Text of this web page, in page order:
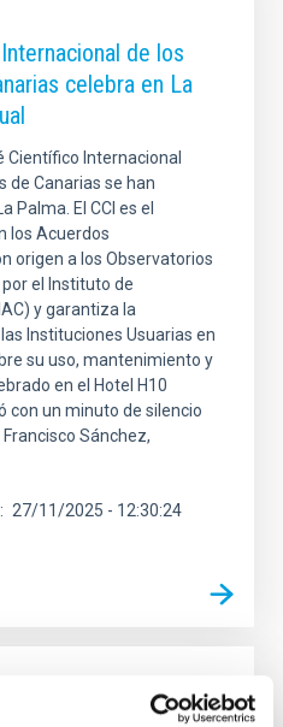
de los
celebra en La
Científico Internacional
de Canarias se han
Palma. El CCI es el
los Acuerdos
origen a los Observatorios
el Instituto de
y garantiza la
Instituciones Usuarias en
su uso, mantenimiento y
en el Hotel H10
con un minuto de silencio
Sánchez,
27/11/2025 - 12:30:24